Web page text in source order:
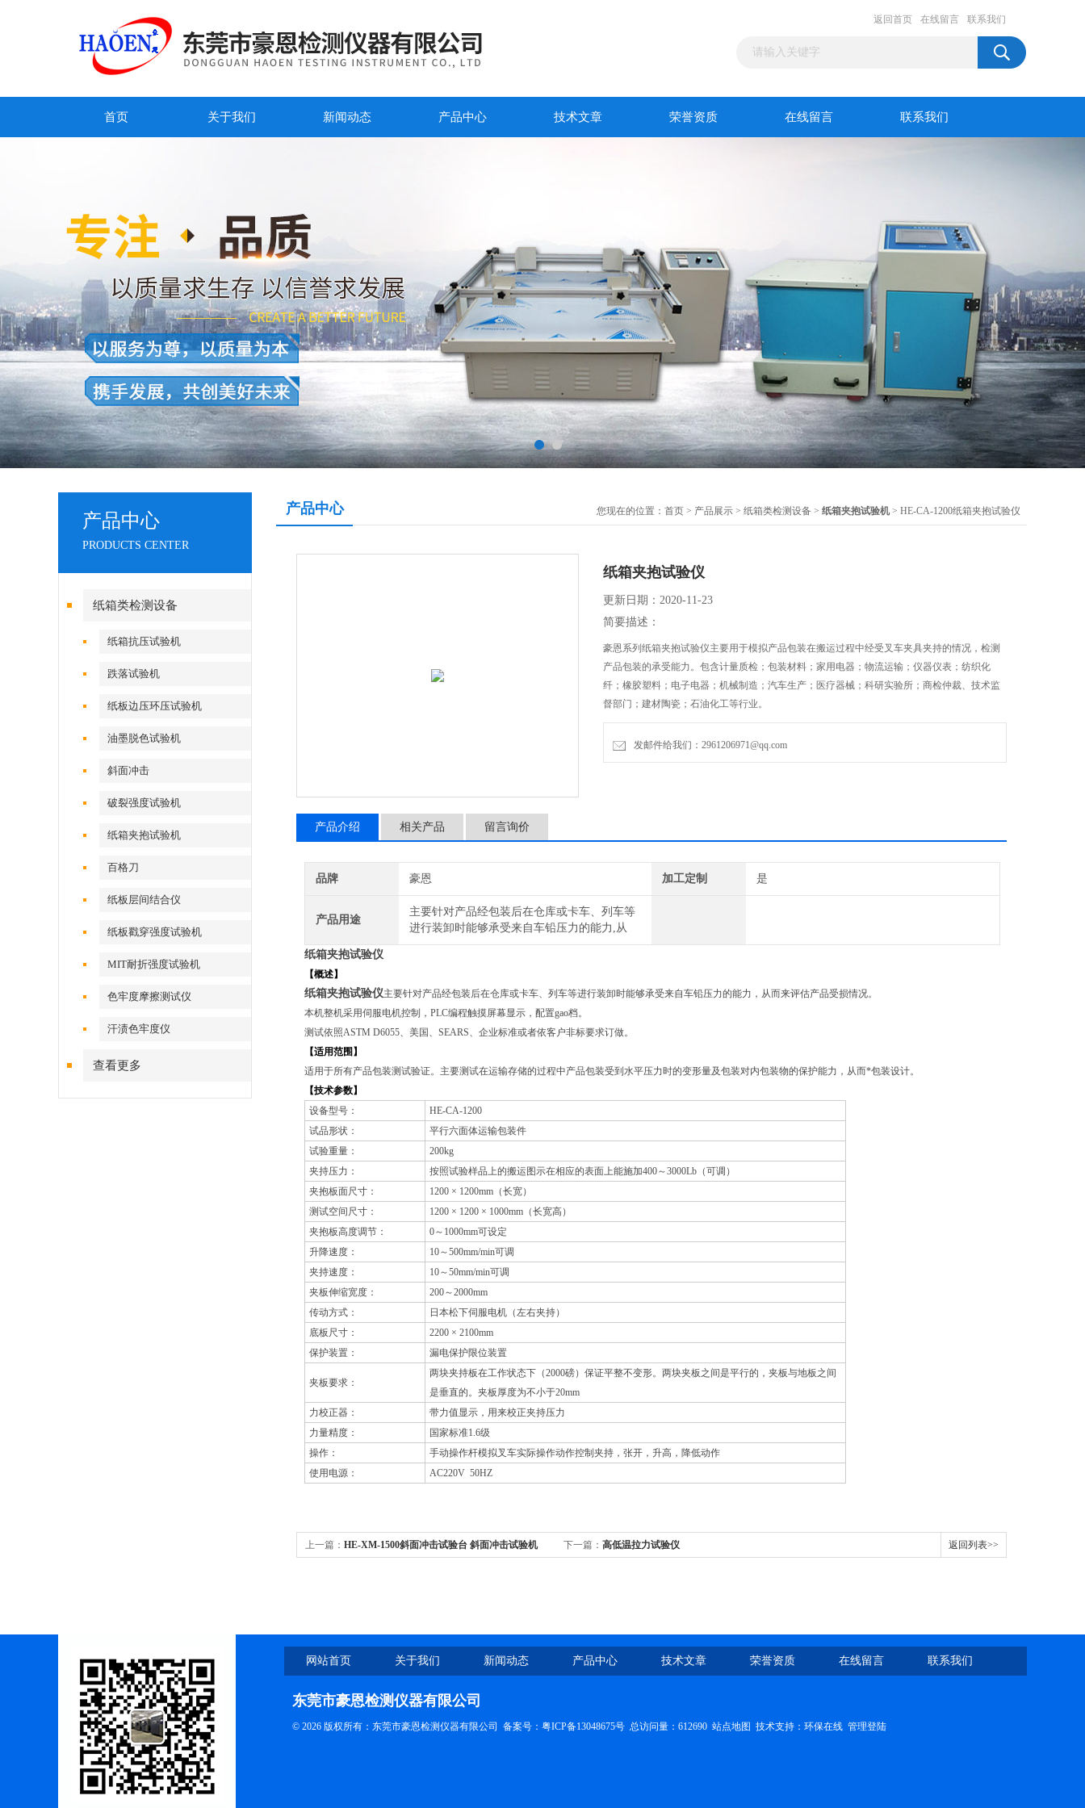
返回首页 在线留言 联系我们
首页 关于我们 新闻动态 产品中心 技术文章 荣誉资质 在线留言 联系我们
产品中心
PRODUCTS CENTER
纸箱类检测设备
纸箱抗压试验机
跌落试验机
纸板边压环压试验机
油墨脱色试验机
斜面冲击
破裂强度试验机
纸箱夹抱试验机
百格刀
纸板层间结合仪
纸板戳穿强度试验机
MIT耐折强度试验机
色牢度摩擦测试仪
汗渍色牢度仪
查看更多
产品中心 您现在的位置： 首页 > 产品展示 > 纸箱类检测设备 > 纸箱夹抱试验机 > HE-CA-1200纸箱夹抱试验仪
纸箱夹抱试验仪
更新日期：2020-11-23
简要描述：
豪恩系列纸箱夹抱试验仪主要用于模拟产品包装在搬运过程中经受叉车夹具夹持的情况，检测
产品包装的承受能力。包含计量质检；包装材料；家用电器；物流运输；仪器仪表；纺织化
纤；橡胶塑料；电子电器；机械制造；汽车生产；医疗器械；科研实验所；商检仲裁、技术监
督部门；建材陶瓷；石油化工等行业。
发邮件给我们：2961206971@qq.com
产品介绍 相关产品 留言询价
品牌 豪恩 加工定制 是
产品用途
主要针对产品经包装后在仓库或卡车、列车等
进行装卸时能够承受来自车铅压力的能力,从
纸箱夹抱试验仪
【概述】
纸箱夹抱试验仪主要针对产品经包装后在仓库或卡车、列车等进行装卸时能够承受来自车铅压力的能力，从而来评估产品受损情况。
本机整机采用伺服电机控制，PLC编程触摸屏幕显示，配置gao档。
测试依照ASTM D6055、美国、SEARS、企业标准或者依客户非标要求订做。
【适用范围】
适用于所有产品包装测试验证。主要测试在运输存储的过程中产品包装受到水平压力时的变形量及包装对内包装物的保护能力，从而*包装设计。
【技术参数】
设备型号：
HE-CA-1200
试品形状：
平行六面体运输包装件
试验重量：
200kg
夹持压力：
按照试验样品上的搬运图示在相应的表面上能施加400～3000Lb（可调）
夹抱板面尺寸：
1200 × 1200mm（长宽）
测试空间尺寸：
1200 × 1200 × 1000mm（长宽高）
夹抱板高度调节：
0～1000mm可设定
升降速度：
10～500mm/min可调
夹持速度：
10～50mm/min可调
夹板伸缩宽度：
200～2000mm
传动方式：
日本松下伺服电机（左右夹持）
底板尺寸：
2200 × 2100mm
保护装置：
漏电保护限位装置
夹板要求：
两块夹持板在工作状态下（2000磅）保证平整不变形。两块夹板之间是平行的，夹板与地板之间
是垂直的。夹板厚度为不小于20mm
力校正器：
带力值显示，用来校正夹持压力
力量精度：
国家标准1.6级
操作：
手动操作杆模拟叉车实际操作动作控制夹持，张开，升高，降低动作
使用电源：
AC220V 50HZ
上一篇： HE-XM-1500斜面冲击试验台 斜面冲击试验机 下一篇： 高低温拉力试验仪 返回列表>>
网站首页 关于我们 新闻动态 产品中心 技术文章 荣誉资质 在线留言 联系我们
东莞市豪恩检测仪器有限公司
© 2026 版权所有：东莞市豪恩检测仪器有限公司 备案号：粤ICP备13048675号 总访问量：612690 站点地图 技术支持： 环保在线 管理登陆